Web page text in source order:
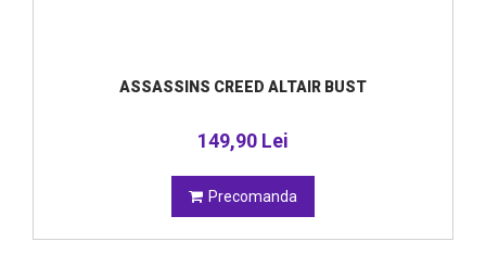
ASSASSINS CREED ALTAIR BUST
149,90 Lei
Precomanda